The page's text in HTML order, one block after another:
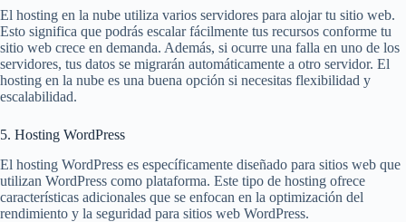
El hosting en la nube utiliza varios servidores para alojar tu sitio web.
Esto significa que podrás escalar fácilmente tus recursos conforme tu
sitio web crece en demanda. Además, si ocurre una falla en uno de los
servidores, tus datos se migrarán automáticamente a otro servidor. El
hosting en la nube es una buena opción si necesitas flexibilidad y
escalabilidad.
5. Hosting WordPress
El hosting WordPress es específicamente diseñado para sitios web que
utilizan WordPress como plataforma. Este tipo de hosting ofrece
características adicionales que se enfocan en la optimización del
rendimiento y la seguridad para sitios web WordPress.